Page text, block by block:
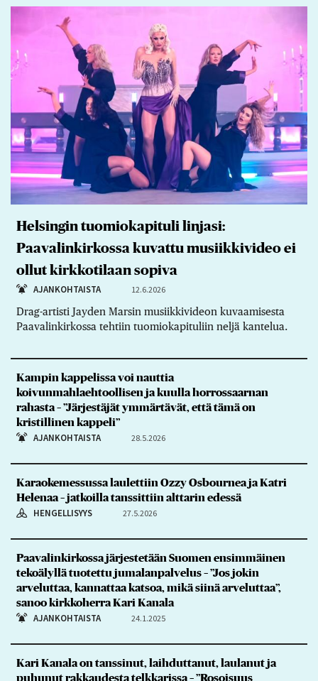
Helsingin tuomiokapituli linjasi:
Paavalinkirkossa kuvattu musiikkivideo ei
ollut kirkkotilaan sopiva
AJANKOHTAISTA 12.6.2026
Drag-artisti Jayden Marsin musiikkivideon kuvaamisesta
Paavalinkirkossa tehtiin tuomiokapituliin neljä kantelua.
Kampin kappelissa voi nauttia
koivunmahlaehtoollisen ja kuulla horrossaarnan
rahasta – ”Järjestäjät ymmärtävät, että tämä on
kristillinen kappeli”
AJANKOHTAISTA 28.5.2026
Karaokemessussa laulettiin Ozzy Osbournea ja Katri
Helenaa – jatkoilla tanssittiin alttarin edessä
HENGELLISYYS 27.5.2026
Paavalinkirkossa järjestetään Suomen ensimmäinen
tekoälyllä tuotettu jumalanpalvelus – ”Jos jokin
arveluttaa, kannattaa katsoa, mikä siinä arveluttaa”,
sanoo kirkkoherra Kari Kanala
AJANKOHTAISTA 24.1.2025
Kari Kanala on tanssinut, laihduttanut, laulanut ja
puhunut rakkaudesta telkkarissa – ”Rosoisuus